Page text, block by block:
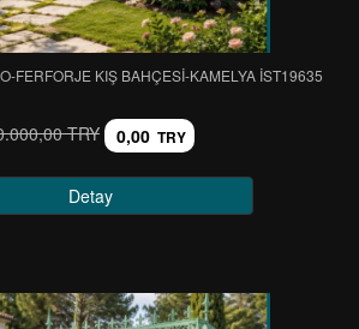
FERFORJE KIŞ BAHÇESİ-KAMELYA IST19635
TRY 0,00 TRY
Detay